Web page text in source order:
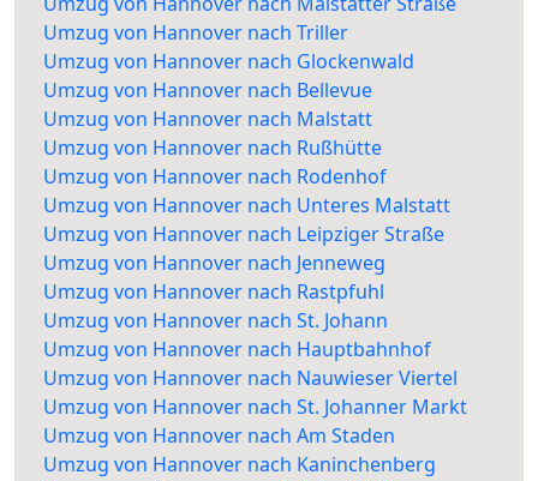
Umzug von Hannover nach Triller
Umzug von Hannover nach Glockenwald
Umzug von Hannover nach Bellevue
Umzug von Hannover nach Malstatt
Umzug von Hannover nach Rußhütte
Umzug von Hannover nach Rodenhof
Umzug von Hannover nach Unteres Malstatt
Umzug von Hannover nach Leipziger Straße
Umzug von Hannover nach Jenneweg
Umzug von Hannover nach Rastpfuhl
Umzug von Hannover nach St. Johann
Umzug von Hannover nach Hauptbahnhof
Umzug von Hannover nach Nauwieser Viertel
Umzug von Hannover nach St. Johanner Markt
Umzug von Hannover nach Am Staden
Umzug von Hannover nach Kaninchenberg